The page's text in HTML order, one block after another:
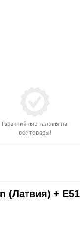
Гарантийные талоны на
все товары!
(Латвия) + E51